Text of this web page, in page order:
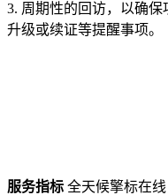
3. 周期性的回访，以确保
升级或续证等提醒事项。
服务指标 全天候擎标在线